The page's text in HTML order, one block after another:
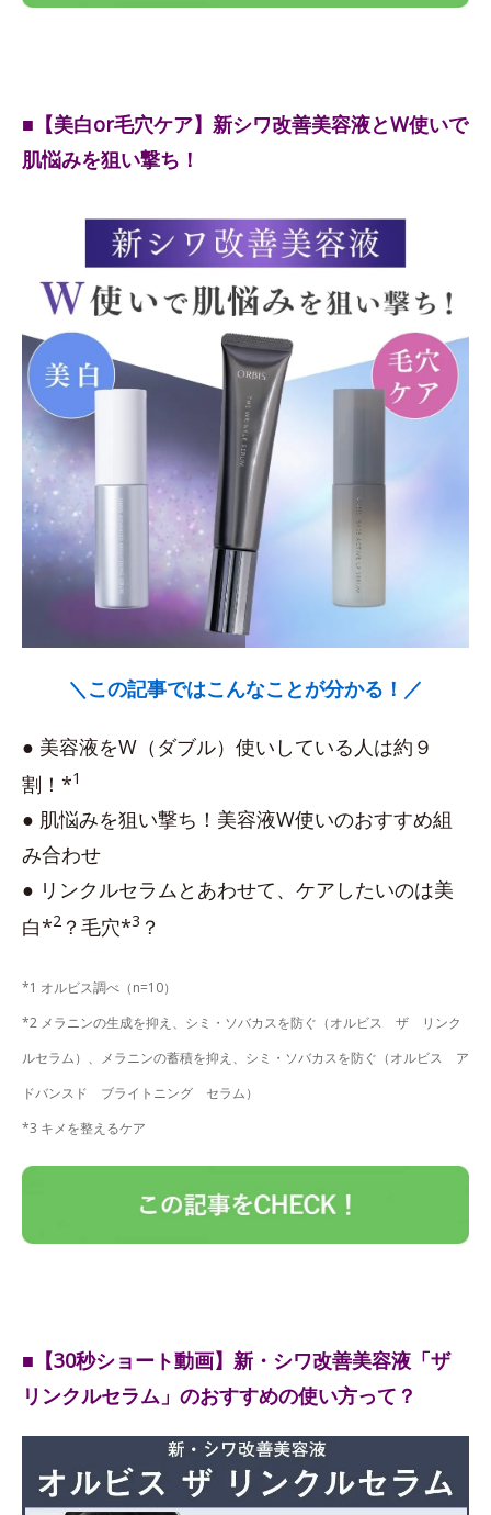
■【美白or毛穴ケア】新シワ改善美容液とW使いで
肌悩みを狙い撃ち！
＼この記事ではこんなことが分かる！／
● 美容液をW（ダブル）使いしている人は約９
割！*1
● 肌悩みを狙い撃ち！美容液W使いのおすすめ組
み合わせ
● リンクルセラムとあわせて、ケアしたいのは美
白*2 ？毛穴*3 ？
*1 オルビス調べ（n=10）
*2 メラニンの生成を抑え、シミ・ソバカスを防ぐ（オルビス ザ リンク
ルセラム）、メラニンの蓄積を抑え、シミ・ソバカスを防ぐ（オルビス ア
ドバンスド ブライトニング セラム）
*3 キメを整えるケア
■【30秒ショート動画】新・シワ改善美容液「ザ
リンクルセラム」のおすすめの使い方って？